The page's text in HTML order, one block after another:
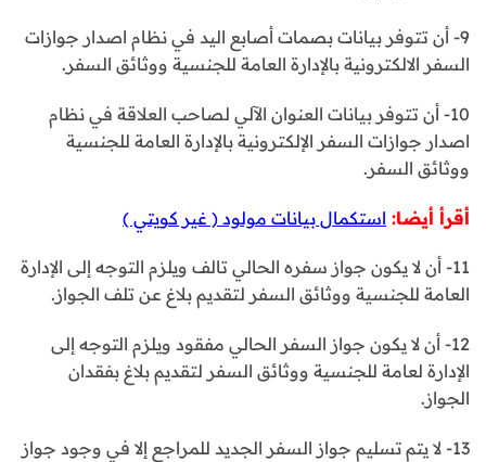
9- أن تتوفر بيانات بصمات أصابع اليد في نظام اصدار جوازات
السفر الالكترونية بالإدارة العامة للجنسية ووثائق السفر.
10- أن تتوفر بيانات العنوان الآلي لصاحب العلاقة في نظام
اصدار جوازات السفر الإلكترونية بالإدارة العامة للجنسية
ووثائق السفر.
أقرأ أيضا: استكمال بيانات مولود ( غير كويتي )
11- أن لا يكون جواز سفره الحالي تالف ويلزم التوجه إلى الإدارة
العامة للجنسية ووثائق السفر لتقديم بلاغ عن تلف الجواز.
12- أن لا يكون جواز السفر الحالي مفقود ويلزم التوجه إلى
الإدارة لعامة للجنسية ووثائق السفر لتقديم بلاغ بفقدان
الجواز.
13- لا يتم تسليم جواز السفر الجديد للمراجع إلا في وجود جواز